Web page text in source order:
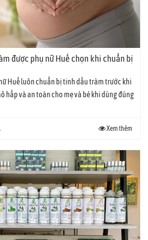
được phụ nữ Huế chọn khi chuẩn bị
Huế luôn chuẩn bị tinh dầu tràm trước khi
hấp và an toàn cho mẹ và bé khi dùng đúng
Xem thêm